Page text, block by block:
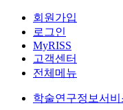
회원가입
로그인
MyRISS
고객센터
전체메뉴
학술연구정보서비